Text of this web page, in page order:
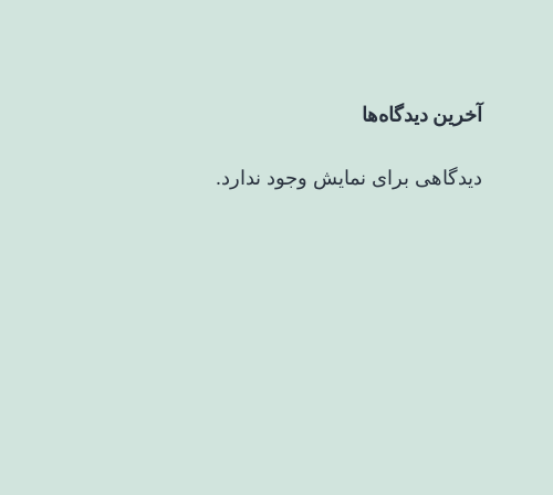
آخرین دیدگاه‌ها
دیدگاهی برای نمایش وجود ندارد.